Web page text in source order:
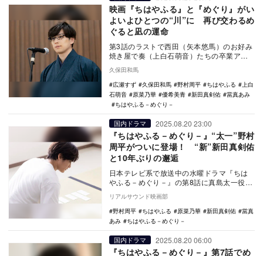
映画『ちはやふる』と『めぐり』がい
よいよひとつの“川”に 再び交わるめ
ぐると凪の運命
第3話のラストで西田（矢本悠馬）のお好み
焼き屋で奏（上白石萌音）たちの卒業アル
そこに写って…
久保田和馬
広瀬すず
久保田和馬 野村周平 ちはやふる
上白
石萌音
原菜乃華 優希美青 新田真剣佑
當真あみ
ちはやふる－めぐり－
国内ドラマ 2025.08.20 23:00
『ちはやふる－めぐり－』“太一”野村
周平がついに登場！ “新”新田真剣佑
と10年ぶりの邂逅
日本テレビ系で放送中の水曜ドラマ『ちは
やふる－めぐり－』の第8話に真島太一役の
野村周平が登場することが発表された。
TVerで…
リアルサウンド映画部
野村周平
ちはやふる 原菜乃華 新田真剣佑
當真
あみ
ちはやふる－めぐり－
国内ドラマ 2025.08.20 06:00
『ちはやふる－めぐり－』第7話でめ